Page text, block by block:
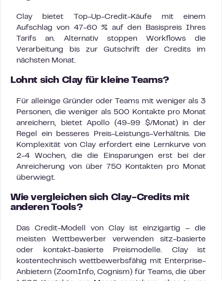
Clay bietet Top-Up-Credit-Käufe mit einem
Aufschlag von 47-60 % auf den Basispreis Ihres
Tarifs an. Alternativ stoppen Workflows die
Verarbeitung bis zur Gutschrift der Credits im
nächsten Monat.
Lohnt sich Clay für kleine Teams?
Für alleinige Gründer oder Teams mit weniger als 3
Personen, die weniger als 500 Kontakte pro Monat
anreichern, bietet Apollo (49-99 $/Monat) in der
Regel ein besseres Preis-Leistungs-Verhältnis. Die
Komplexität von Clay erfordert eine Lernkurve von
2-4 Wochen, die die Einsparungen erst bei der
Anreicherung von über 750 Kontakten pro Monat
überwiegt.
Wie vergleichen sich Clay-Credits mit
anderen Tools?
Das Credit-Modell von Clay ist einzigartig – die
meisten Wettbewerber verwenden sitz-basierte
oder kontakt-basierte Preismodelle. Clay ist
kostentechnisch wettbewerbsfähig mit Enterprise-
Anbietern (ZoomInfo, Cognism) für Teams, die über